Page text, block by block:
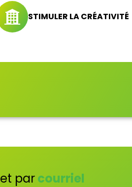
STIMULER LA CRÉATIVITÉ
et parcourriel